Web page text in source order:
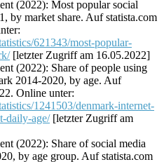
(2022): Most popular social
by market share. Auf statista.com
621343/most-popular-
[letzter Zugriff am 16.05.2022]
(2022): Share of people using
2014-2020, by age. Auf
Online unter:
1241503/denmark-internet-
daily-age/[letzter Zugriff am
(2022): Share of social media
by age group. Auf statista.com